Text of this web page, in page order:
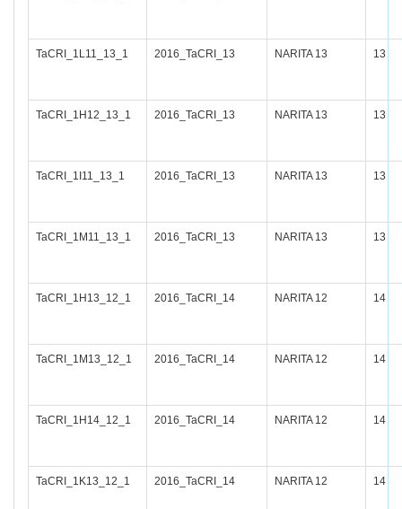
TaCRI_1L11_13_1 2016_TaCRI_13 NARITA 13 13
TaCRI_1H12_13_1 2016_TaCRI_13 NARITA 13 13
TaCRI_1I11_13_1 2016_TaCRI_13 NARITA 13 13
TaCRI_1M11_13_1 2016_TaCRI_13 NARITA 13 13
TaCRI_1H13_12_1 2016_TaCRI_14 NARITA 12 14
TaCRI_1M13_12_1 2016_TaCRI_14 NARITA 12 14
TaCRI_1H14_12_1 2016_TaCRI_14 NARITA 12 14
TaCRI_1K13_12_1 2016_TaCRI_14 NARITA 12 14